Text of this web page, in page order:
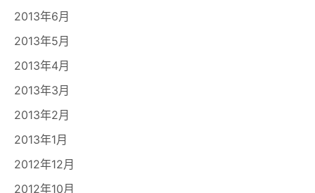
2013年6月
2013年5月
2013年4月
2013年3月
2013年2月
2013年1月
2012年12月
2012年10月